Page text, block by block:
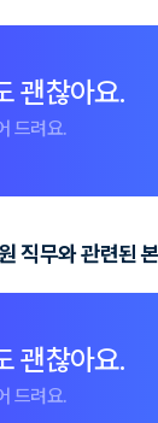
괜찮아요.
드려요.
직무와 관련된
괜찮아요.
드려요.